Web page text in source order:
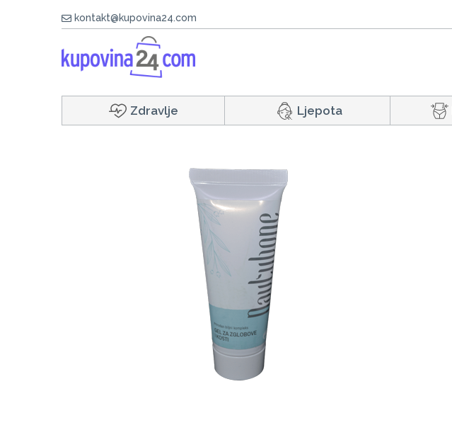
kontakt@kupovina24.com
Zdravlje Ljepota